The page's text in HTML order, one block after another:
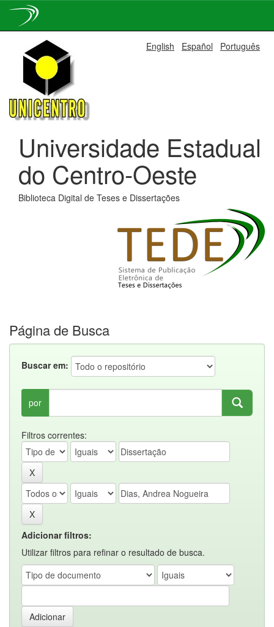
navigation
English Español Português
Universidade Estadual
do Centro-Oeste
Biblioteca Digital de Teses e Dissertações
Página de Busca
Buscar em:
por
Filtros correntes:
Adicionar filtros:
Utilizar filtros para refinar o resultado de busca.